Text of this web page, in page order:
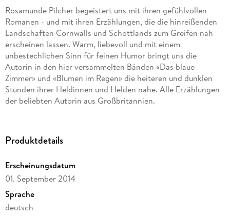
Rosamunde Pilcher begeistert uns mit ihren gefühlvollen
Romanen - und mit ihren Erzählungen, die die hinreißenden
Landschaften Cornwalls und Schottlands zum Greifen nah
erscheinen lassen. Warm, liebevoll und mit einem
unbestechlichen Sinn für feinen Humor bringt uns die
Autorin in den hier versammelten Bänden «Das blaue
Zimmer» und «Blumen im Regen» die heiteren und dunklen
Stunden ihrer Heldinnen und Helden nahe. Alle Erzählungen
der beliebten Autorin aus Großbritannien.
Produktdetails
Erscheinungsdatum
01. September 2014
Sprache
deutsch